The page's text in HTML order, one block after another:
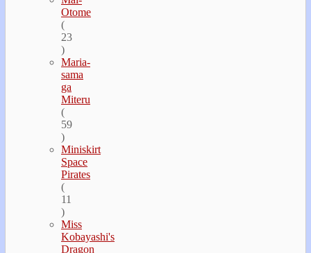
Otome
(
23
)
Maria-
sama
ga
Miteru
(
59
)
Miniskirt
Space
Pirates
(
11
)
Miss
Kobayashi's
Dragon